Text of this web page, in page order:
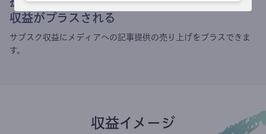
収益がプラスされる
サブスク収益にメディアへの記事提供の売り上げをプラスできま
す。
収益イメージ